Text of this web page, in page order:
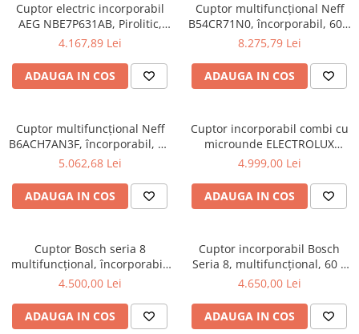
Cuptor electric incorporabil
AEG NBE7P631AB, Pirolitic,
Wi-Fi, 71 l, Senzor gatire,
4.167,89 Lei
ADAUGA IN COS
Cuptor multifuncțional Neff
B54CR71N0, încorporabil, 60 x
60 cm, Stainless steel,Display
8.275,79 Lei
ADAUGA IN COS
Cuptor multifuncțional Neff
B6ACH7AN3F, încorporabil, 60
x 60 cm, Inox,Hide
5.062,68 Lei
ADAUGA IN COS
Cuptor incorporabil combi cu
microunde ELECTROLUX
LVL9E2XZ, 44 l, Wi-Fi, negru
4.999,00 Lei
ADAUGA IN COS
Cuptor Bosch seria 8
multifuncțional, încorporabil,
60 x 60 cm, Negru HBG7322B1
4.500,00 Lei
ADAUGA IN COS
Cuptor incorporabil Bosch
Seria 8, multifuncțional, 60 x
60 cm, Negru
4.650,00 Lei
ADAUGA IN COS